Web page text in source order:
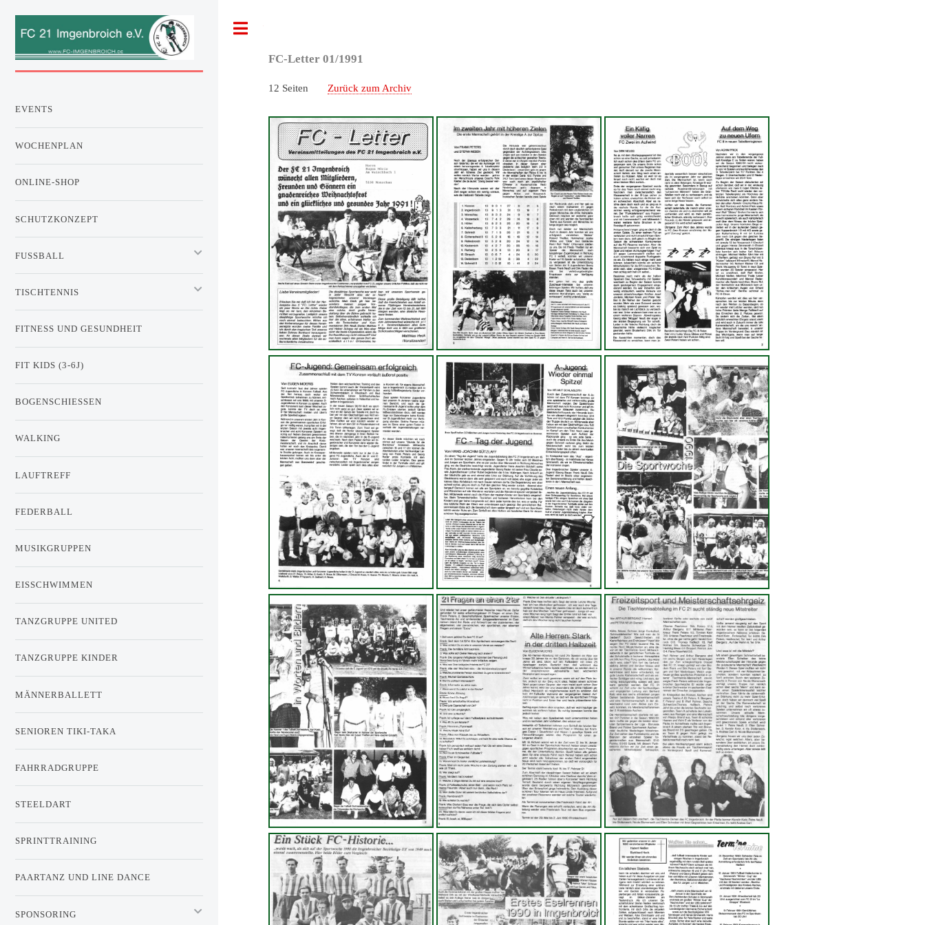
FC-Letter 01/1991
12 Seiten Zurück zum Archiv
EVENTS
WOCHENPLAN
ONLINE-SHOP
SCHUTZKONZEPT
FUSSBALL
TISCHTENNIS
FITNESS UND GESUNDHEIT
FIT KIDS (3-6J)
BOGENSCHIESSEN
WALKING
LAUFTREFF
FEDERBALL
MUSIKGRUPPEN
EISSCHWIMMEN
TANZGRUPPE UNITED
TANZGRUPPE KINDER
MÄNNERBALLETT
SENIOREN TIKI-TAKA
FAHRRADGRUPPE
STEELDART
SPRINTTRAINING
PAARTANZ UND LINE DANCE
SPONSORING
Toggle